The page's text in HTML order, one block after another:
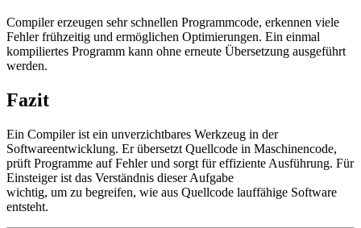
Compiler erzeugen sehr schnellen Programmcode, erkennen viele
Fehler frühzeitig und ermöglichen Optimierungen. Ein einmal
kompiliertes Programm kann ohne erneute Übersetzung ausgeführt
werden.
Fazit
Ein Compiler ist ein unverzichtbares Werkzeug in der
Softwareentwicklung. Er übersetzt Quellcode in Maschinencode,
prüft Programme auf Fehler und sorgt für effiziente Ausführung. Für
Einsteiger ist das Verständnis dieser Aufgabe
wichtig, um zu begreifen, wie aus Quellcode lauffähige Software
entsteht.